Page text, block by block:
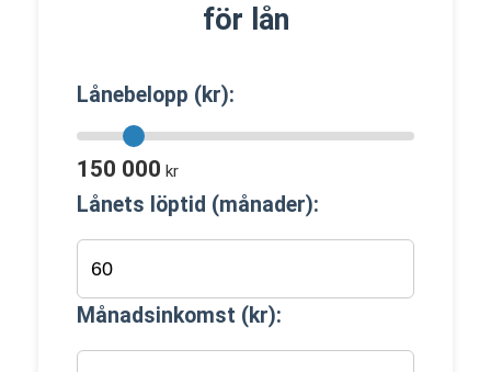
för lån
Lånebelopp (kr):
150 000 kr
Lånets löptid (månader):
Månadsinkomst (kr):